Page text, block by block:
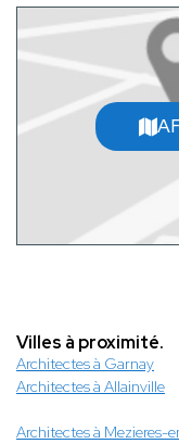
Villes à proximité.
Architectes à Garnay
Architectes à Allainville
Architectes à Mezieres-